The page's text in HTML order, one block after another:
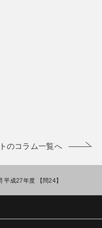
のコラム一覧へ
平成27年度 【問24】